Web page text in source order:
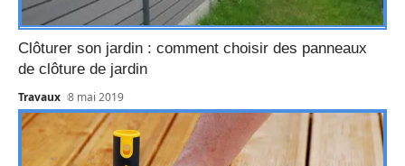
Clôturer son jardin : comment choisir des panneaux
de clôture de jardin
Travaux 8 mai 2019